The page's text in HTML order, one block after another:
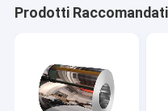
Prodotti Raccomandati